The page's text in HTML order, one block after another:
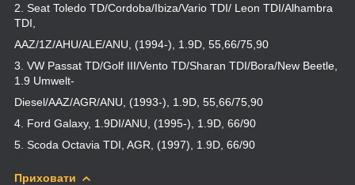
2. Seat Toledo TD/Cordoba/Ibiza/Vario TDI/ Leon TDI/Alhambra
TDI,
AAZ/1Z/AHU/ALE/ANU, (1994-), 1.9D, 55,66/75,90
3. VW Passat TD/Golf III/Vento TD/Sharan TDI/Bora/New Beetle,
1.9 Umwelt-
Diesel/AAZ/AGR/ANU, (1993-), 1.9D, 55,66/75,90
4. Ford Galaxy, 1.9DI/ANU, (1995-), 1.9D, 66/90
5. Scoda Octavia TDI, AGR, (1997), 1.9D, 66/90
Приховати